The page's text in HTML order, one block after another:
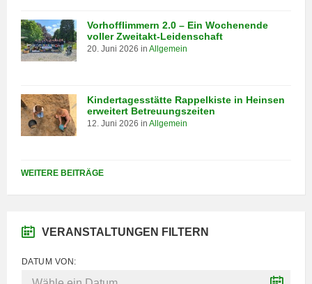
Vorhofflimmern 2.0 – Ein Wochenende
voller Zweitakt-Leidenschaft
20. Juni 2026 in Allgemein
Kindertagesstätte Rappelkiste in Heinsen
erweitert Betreuungszeiten
12. Juni 2026 in Allgemein
WEITERE BEITRÄGE
VERANSTALTUNGEN FILTERN
DATUM VON: